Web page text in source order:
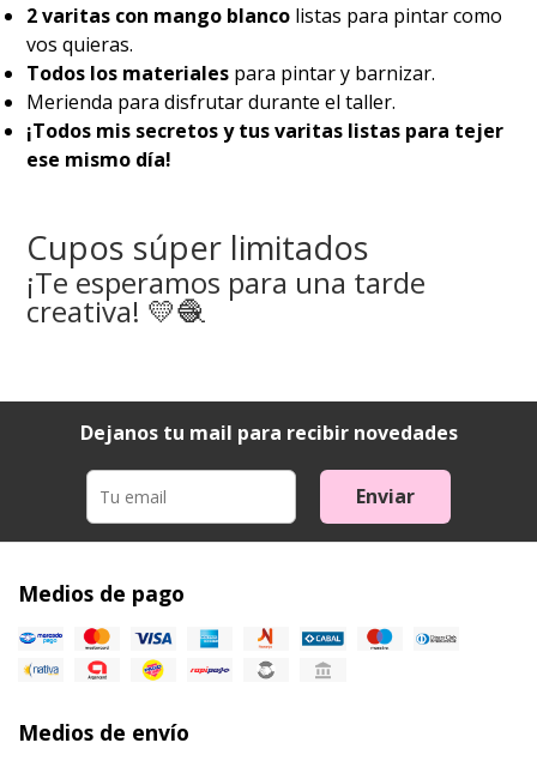
2 varitas con mango blanco listas para pintar como
vos quieras.
Todos los materiales para pintar y barnizar.
Merienda para disfrutar durante el taller.
¡Todos mis secretos y tus varitas listas para tejer
ese mismo día!
Cupos súper limitados
¡Te esperamos para una tarde
creativa! 💛🧶
Dejanos tu mail para recibir novedades
Enviar
Medios de pago
Medios de envío